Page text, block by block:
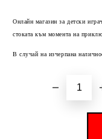
Онлайн магазин за детски
стоката към момента на
В случай на изчерпана